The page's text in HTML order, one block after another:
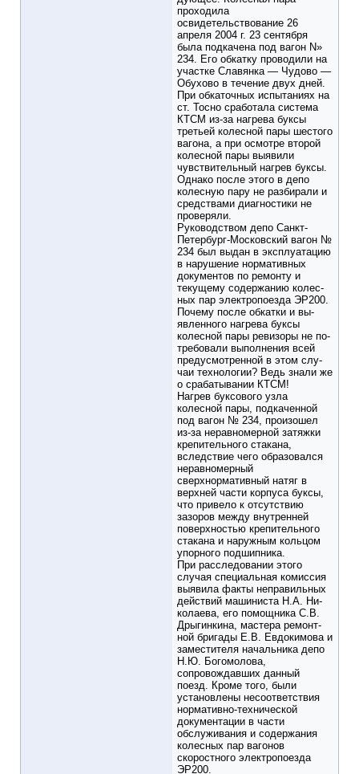
проходила
освидетельствование 26
апреля 2004 г. 23 сентября
была подкачена под вагон N»
234. Его обкатку проводили на
участке Славянка — Чудово —
Обухово в течение двух дней.
При обкаточных испытаниях на
ст. Тосно сработала систе­ма
КТСМ из-за нагрева буксы
третьей колесной пары шестого
вагона, а при осмотре второй
колесной пары выявили
чувстви­тельный нагрев буксы.
Однако после этого в депо
колесную пару не разбирали и
средствами диагностики не
проверяли.
Руководством депо Санкт-
Петербург-Московский вагон №
234 был выдан в эксплуатацию
в нарушение норматив­ных
документов по ремонту и
текущему содержанию колес­
ных пар электропоезда ЭР200.
Почему после обкатки и вы­
явленного нагрева буксы
колесной пары ревизоры не по­
требовали выполнения всей
предусмотренной в этом слу­
чаи технологии? Ведь знали же
о срабатывании КТСМ!
Нагрев буксового узла
колесной пары, подкаченной
под вагон № 234, произошел
из-за неравномерной затяжки
кре­пительного стакана,
вследствие чего образовался
неравно­мерный
сверхнормативный натяг в
верхней части корпуса буксы,
что привело к отсутствию
зазоров между внутренней
поверхностью крепительного
стакана и наружным кольцом
упорного подшипника.
При расследовании этого
случая специальная комиссия
выявила факты неправильных
действий машиниста Н.А. Ни­
колаева, его помощника С.В.
Дрыгинкина, мастера ремонт­
ной бригады Е.В. Евдокимова и
заместителя начальника депо
Н.Ю. Богомолова,
сопровождавших данный
поезд. Кроме того, были
установлены несоответствия
нормативно-технической
документации в части
обслуживания и содержания
колесных пар вагонов
скоростного электропоезда
ЭР200.